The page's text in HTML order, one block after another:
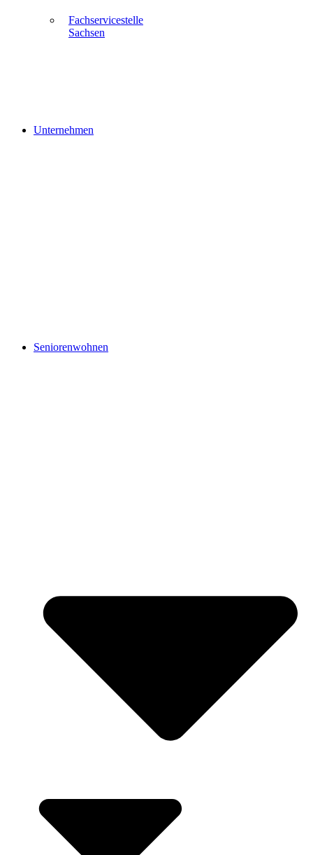
Fachservicestelle
Sachsen
Seniorenwohnen
Unternehmen